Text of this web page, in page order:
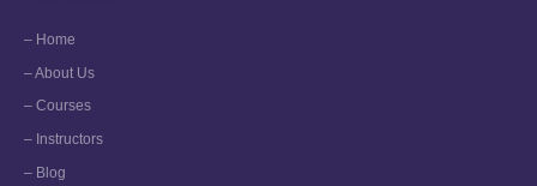
– Home
– About Us
– Courses
– Instructors
– Blog